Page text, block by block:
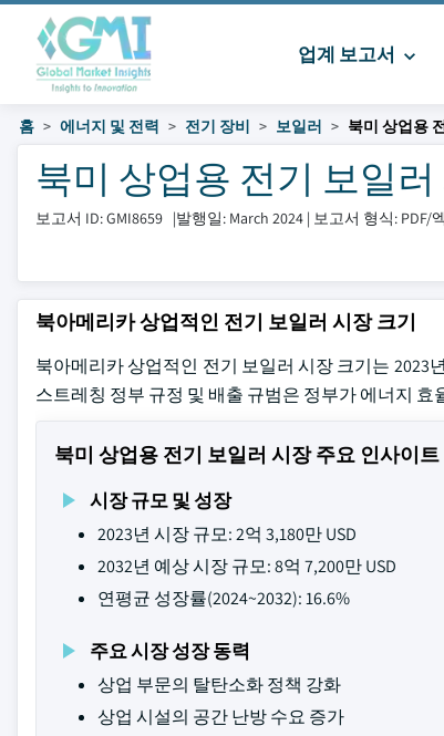
업계 보고서
홈 에너지 및 전력 전기 장비 보일러 북미 상업용
북미 상업용 전기 보일
보고서 ID: GMI8659 |발행일: March 2024 | 보고서 형식: PDF/
북아메리카 상업적인 전기 보일러 시장 크기
북아메리카 상업적인 전기 보일러 시장 크기는 2023
스트레칭 정부 규정 및 배출 규범은 정부가 에너지
북미 상업용 전기 보일러 시장 주요 인사이트
시장 규모 및 성장
2023년 시장 규모: 2억 3,180만 USD
2032년 예상 시장 규모: 8억 7,200만 USD
연평균 성장률(2024~2032): 16.6%
주요 시장 성장 동력
상업 부문의 탈탄소화 정책 강화
상업 시설의 공간 난방 수요 증가